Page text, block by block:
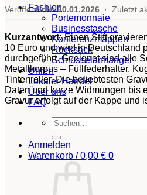
Fashion
Portemonnaie
Businesstasche
Konferenzmappen
Rucksack
Schlüsselanhänger
Uhren
Lokaler Handel
Über uns
FAQ
Suchen
nach:
Anmelden
Warenkorb /0,00 € 0
Veröffentlicht:30.01.2026 · Zuletzt
Kurzantwort:Einen Stift
10 Euro und wird in Deutschland
durchgeführt. Geeignet sind alle
Metallkorpus – Füllfederhalter,
Tintenroller. Die beliebtesten
Daten und kurze Widmungen bis
Gravur erfolgt auf der Kappe und